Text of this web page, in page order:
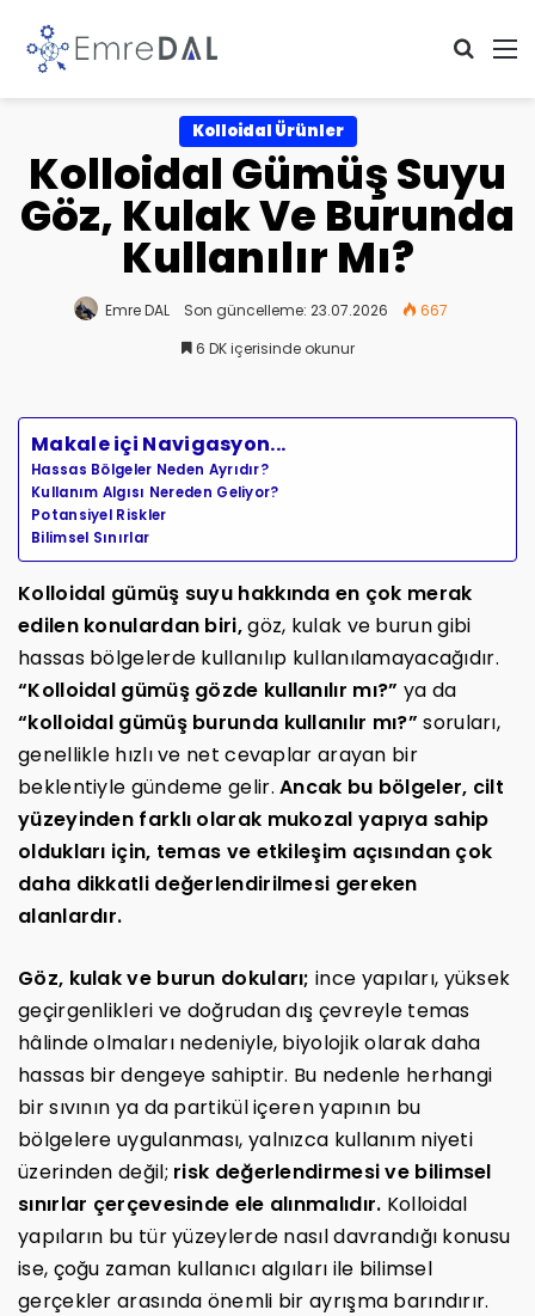
Kolloidal Ürünler
Kolloidal Gümüş Suyu
Göz, Kulak Ve Burunda
Kullanılır Mı?
Emre DAL Son güncelleme: 23.07.2026
667
6 DK içerisinde okunur
Makale içi Navigasyon...
Hassas Bölgeler Neden Ayrıdır?
Kullanım Algısı Nereden Geliyor?
Potansiyel Riskler
Bilimsel Sınırlar
Kolloidal gümüş suyu hakkında en çok merak
edilen konulardan biri,göz, kulak ve burun gibi
hassas bölgelerde kullanılıp kullanılamayacağıdır.
“Kolloidal gümüş gözde kullanılır mı?” ya da
“kolloidal gümüş burunda kullanılır mı?” soruları,
genellikle hızlı ve net cevaplar arayan bir
beklentiyle gündeme gelir.Ancak bu bölgeler, cilt
yüzeyinden farklı olarak mukozal yapıya sahip
oldukları için, temas ve etkileşim açısından çok
daha dikkatli değerlendirilmesi gereken
alanlardır.
Göz, kulak ve burun dokuları; ince yapıları, yüksek
geçirgenlikleri ve doğrudan dış çevreyle temas
hâlinde olmaları nedeniyle, biyolojik olarak daha
hassas bir dengeye sahiptir. Bu nedenle herhangi
bir sıvının ya da partikül içeren yapının bu
bölgelere uygulanması, yalnızca kullanım niyeti
üzerinden değil; risk değerlendirmesi ve bilimsel
sınırlar çerçevesinde ele alınmalıdır. Kolloidal
yapıların bu tür yüzeylerde nasıl davrandığı konusu
ise, çoğu zaman kullanıcı algıları ile bilimsel
gerçekler arasında önemli bir ayrışma barındırır.